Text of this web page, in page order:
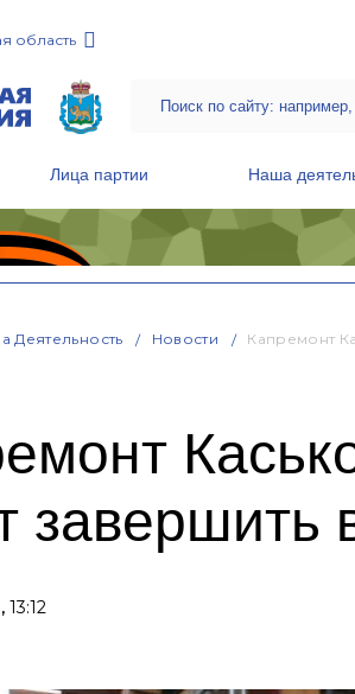
область
Лица партии Наша
Деятельность Новости Капремонт
завершить
13:12